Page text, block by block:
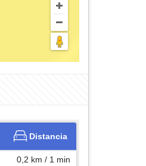
Distancia
0,2 km / 1 min